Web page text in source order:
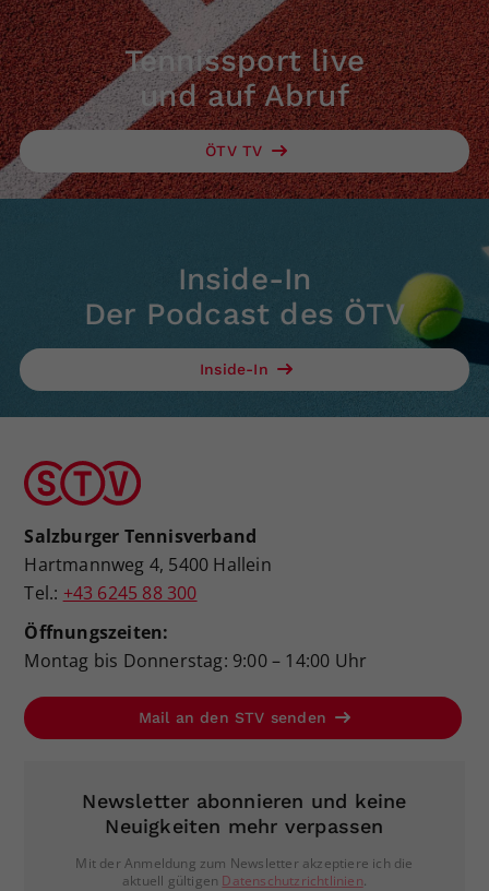
Tennissport live
und auf Abruf
ÖTV TV
Inside-In
Der Podcast des ÖTV
Inside-In
Salzburger Tennisverband
Hartmannweg 4, 5400 Hallein
Tel.: +43 6245 88 300
Öffnungszeiten:
Montag bis Donnerstag: 9:00 – 14:00 Uhr
Mail an den STV senden
Newsletter abonnieren und keine
Neuigkeiten mehr verpassen
Mit der Anmeldung zum Newsletter akzeptiere ich die
aktuell gültigen Datenschutzrichtlinien.